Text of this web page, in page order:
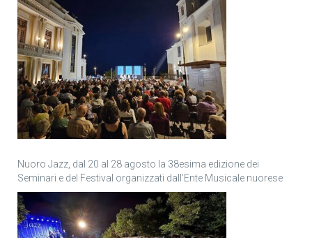
Nuoro Jazz, dal 20 al 28 agosto la 38esima edizione dei
Seminari e del Festival organizzati dall’Ente Musicale nuorese